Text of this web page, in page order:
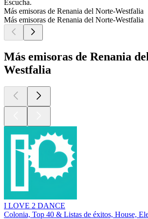
Escucha.
Más emisoras de Renania del Norte-Westfalia
Más emisoras de Renania del Norte-Westfalia
Más emisoras de Renania
Westfalia
I LOVE 2 DANCE
Colonia, Top 40 & Listas de éxitos, House,